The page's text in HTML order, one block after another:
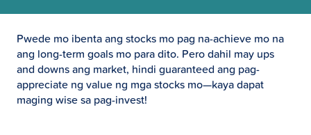
Pwede mo ibenta ang stocks mo pag na-achieve mo na
ang long-term goals mo para dito. Pero dahil may ups
and downs ang market, hindi guaranteed ang pag-
appreciate ng value ng mga stocks mo—kaya dapat
maging wise sa pag-invest!